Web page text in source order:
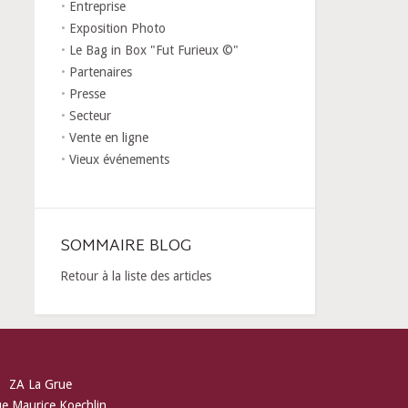
Entreprise
Exposition Photo
Le Bag in Box "Fut Furieux ©"
Partenaires
Presse
Secteur
Vente en ligne
Vieux événements
SOMMAIRE BLOG
Retour à la liste des articles
ZA La Grue